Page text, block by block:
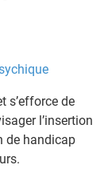
s’efforce de
l’insertion
de handicap